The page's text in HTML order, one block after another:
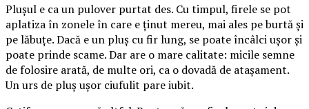
Plușul e ca un pulover purtat des. Cu timpul, firele se pot
aplatiza în zonele în care e ținut mereu, mai ales pe burtă și
pe lăbuțe. Dacă e un pluș cu fir lung, se poate încâlci ușor și
poate prinde scame. Dar are o mare calitate: micile semne
de folosire arată, de multe ori, ca o dovadă de atașament.
Un urs de pluș ușor ciufulit pare iubit.